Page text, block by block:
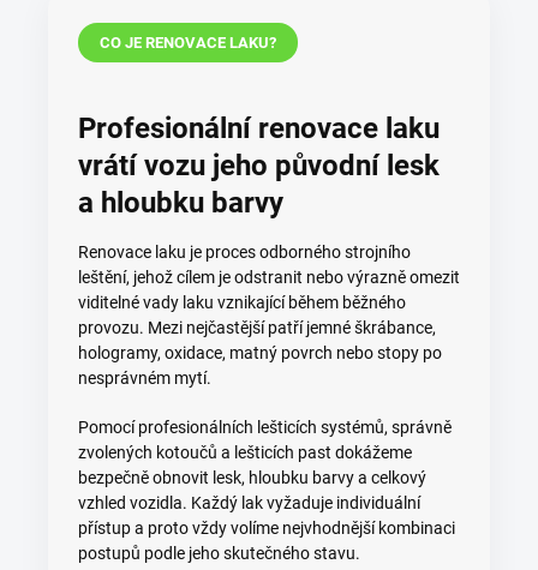
CO JE RENOVACE LAKU?
Profesionální renovace laku
vrátí vozu jeho původní lesk
a hloubku barvy
Renovace laku je proces odborného strojního
leštění, jehož cílem je odstranit nebo výrazně omezit
viditelné vady laku vznikající během běžného
provozu. Mezi nejčastější patří jemné škrábance,
hologramy, oxidace, matný povrch nebo stopy po
nesprávném mytí.
Pomocí profesionálních lešticích systémů, správně
zvolených kotoučů a lešticích past dokážeme
bezpečně obnovit lesk, hloubku barvy a celkový
vzhled vozidla. Každý lak vyžaduje individuální
přístup a proto vždy volíme nejvhodnější kombinaci
postupů podle jeho skutečného stavu.